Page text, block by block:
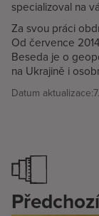
specializoval na
Za svou práci
Od července
Beseda je o
na Ukrajině i
Datum aktualizace: